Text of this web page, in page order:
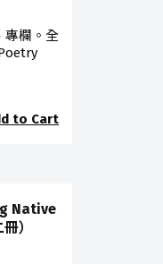
專欄。全
to Cart
Native
）